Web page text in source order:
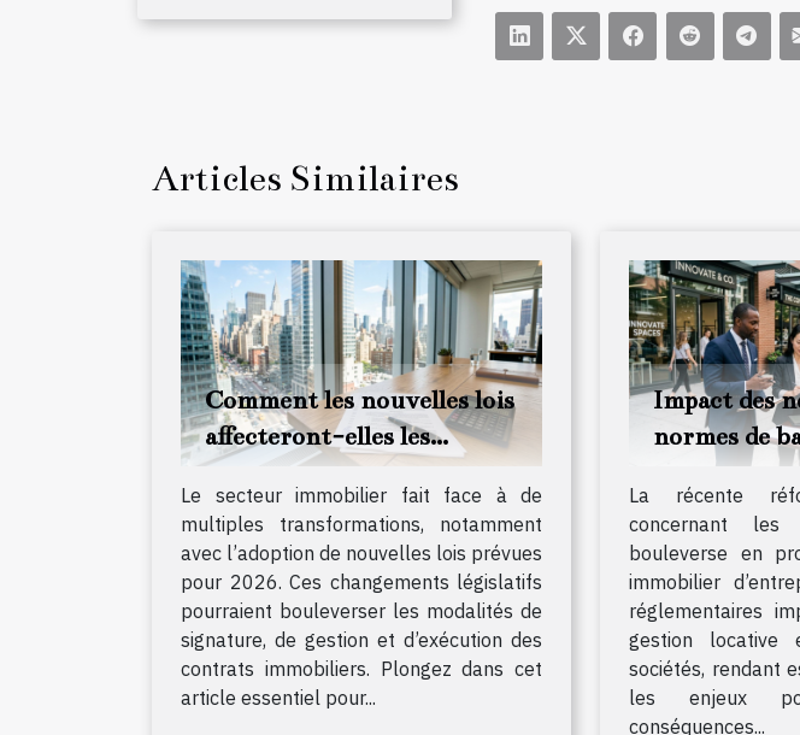
Articles Similaires
Comment les nouvelles lois
affecteront-elles les
contrats immobiliers en
2026 ?
Le secteur immobilier fait face à de
multiples transformations, notamment
avec l’adoption de nouvelles lois prévues
pour 2026. Ces changements législatifs
pourraient bouleverser les modalités de
signature, de gestion et d’exécution des
contrats immobiliers. Plongez dans cet
article essentiel pour...
Impact des
normes de
entreprises
La récente
concernant les
bouleverse en
immobilier
réglementaires
gestion
sociétés, rendant
les enjeux
conséquences...